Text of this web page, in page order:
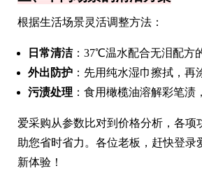
根据生活场景灵活调整方法：
日常清洁：37℃温水配合无泪配方
外出防护 ：先用纯水湿巾擦拭，再
污渍处理 ：食用橄榄油溶解彩笔渍
爱采购从参数比对到价格分析，各项
助您省时省力。各位老板，赶快登录
新体验！